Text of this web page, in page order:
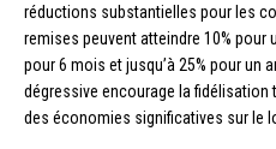
réductions substantielles pour les
remises peuvent atteindre 10% pour
pour 6 mois et jusqu’à 25% pour un
dégressive encourage la
des économies significatives sur le